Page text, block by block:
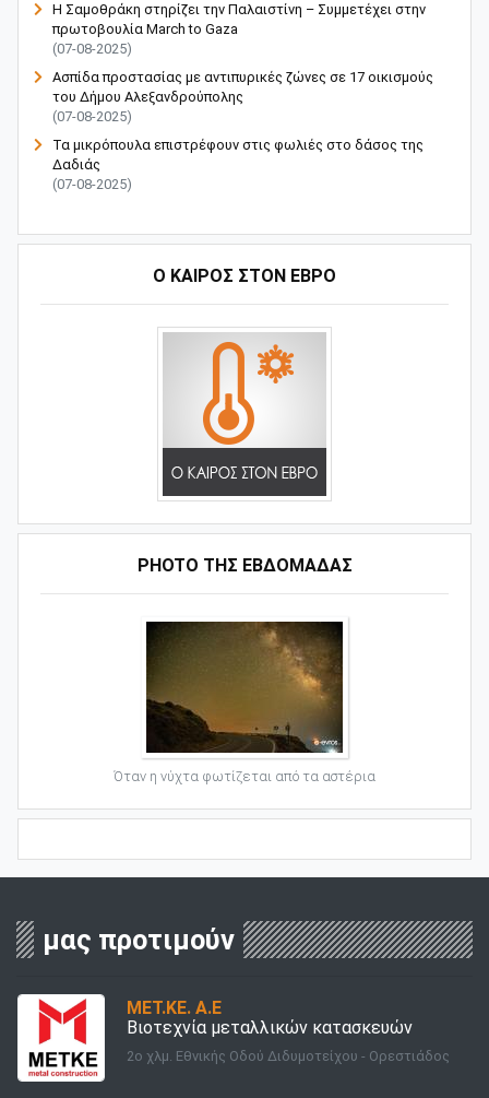
Η Σαμοθράκη στηρίζει την Παλαιστίνη – Συμμετέχει στην
πρωτοβουλία March to Gaza
(07-08-2025)
Ασπίδα προστασίας με αντιπυρικές ζώνες σε 17 οικισμούς
του Δήμου Αλεξανδρούπολης
(07-08-2025)
Τα μικρόπουλα επιστρέφουν στις φωλιές στο δάσος της
Δαδιάς
(07-08-2025)
Ο ΚΑΙΡΟΣ ΣΤΟΝ ΕΒΡΟ
PHOTO ΤΗΣ ΕΒΔΟΜΑΔΑΣ
Όταν η νύχτα φωτίζεται από τα αστέρια
μας προτιμούν
ΜΕΤ.ΚΕ. Α.Ε
Βιοτεχνία μεταλλικών κατασκευών
2o χλμ. Εθνικής Οδού Διδυμοτείχου - Ορεστιάδος